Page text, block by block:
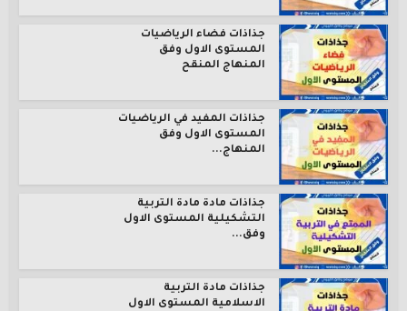
جذاذات فضاء الرياضيات
المستوى الاول وفق
المنهاج المنقح
جذاذات المفيد في الرياضيات
المستوى الاول وفق
المنهاج...
جذاذات مادة مادة التربية
التشكيلية المستوى الاول
وفق...
جذاذات مادة التربية
الاسلامية المستوى الاول